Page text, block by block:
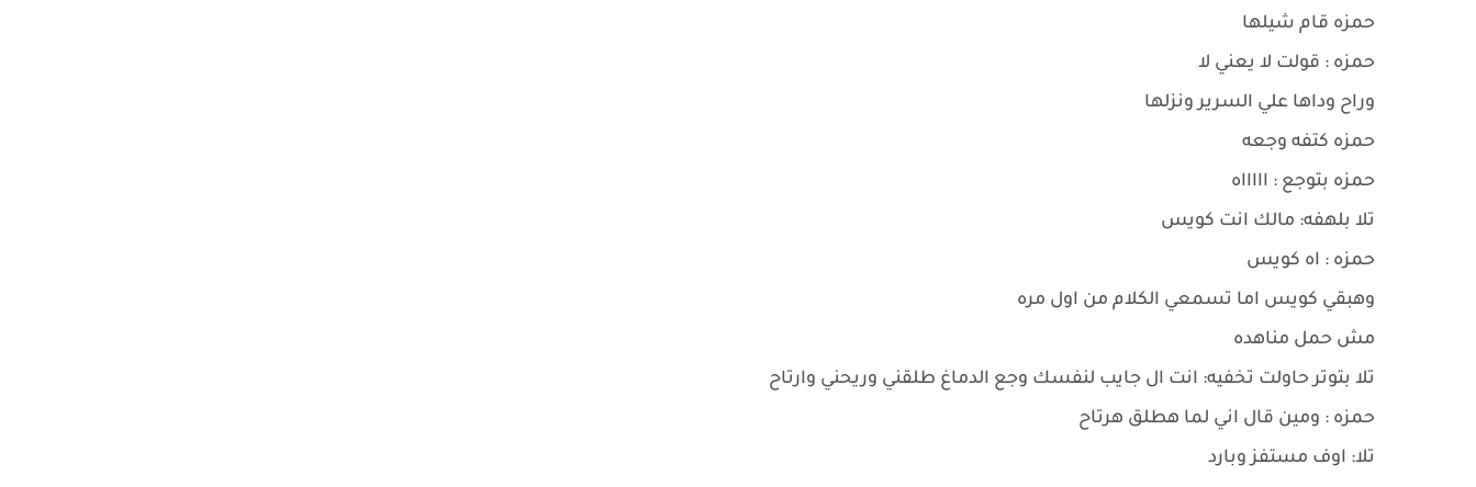
حمزه قام شيلها
حمزه : قولت لا يعني لا
وراح وداها علي السرير ونزلها
حمزه كتفه وجعه
حمزه بتوجع : اااااه
تلا بلهفه: مالك انت كويس
حمزه : اه كويس
وهبقي كويس اما تسمعي الكلام من اول مره
مش حمل مناهده
تلا بتوتر حاولت تخفيه: انت ال جايب لنفسك وجع الدماغ طلقني وريحني وارتاح
حمزه : ومين قال اني لما هطلق هرتاح
تلا: اوف مستفز وبارد